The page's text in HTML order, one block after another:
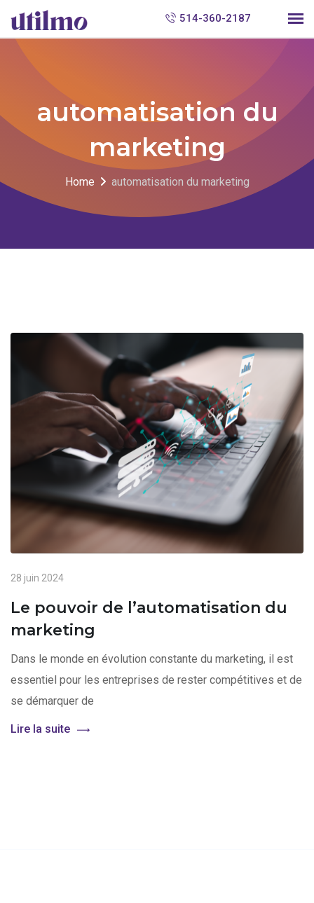
o
n
514-360-2187
automatisation du
marketing
Home automatisation du marketing
28 juin 2024
Le pouvoir de l’automatisation du
marketing
Dans le monde en évolution constante du marketing, il est
essentiel pour les entreprises de rester compétitives et de
se démarquer de
Lire la suite